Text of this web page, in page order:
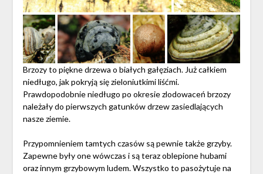
Brzozy to piękne drzewa o białych gałęziach. Już całkiem
niedługo, jak pokryją się zieloniutkimi liśćmi.
Prawdopodobnie niedługo po okresie zlodowaceń brzozy
należały do pierwszych gatunków drzew zasiedlających
nasze ziemie.
Przypomnieniem tamtych czasów są pewnie także grzyby.
Zapewne były one wówczas i są teraz oblepione hubami
oraz innym grzybowym ludem. Wszystko to pasożytuje na